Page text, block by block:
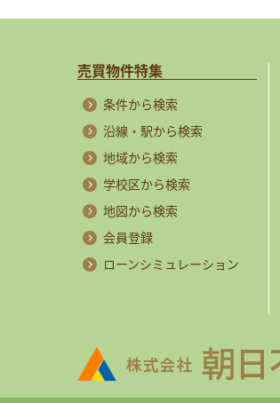
売買物件特集
条件から検索
沿線・駅から検索
地域から検索
学校区から検索
地図から検索
会員登録
ローンシミュレーション